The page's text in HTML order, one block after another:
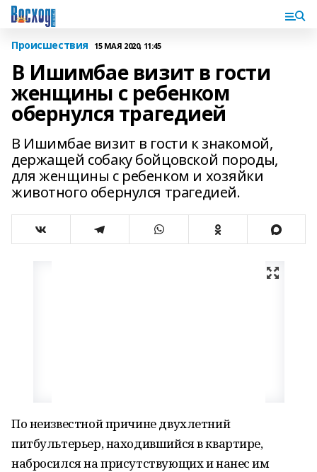
Происшествия 15 МАЯ 2020, 11:45
В Ишимбае визит в гости
женщины с ребенком
обернулся трагедией
В Ишимбае визит в гости к знакомой,
держащей собаку бойцовской породы,
для женщины с ребенком и хозяйки
животного обернулся трагедией.
По неизвестной причине двухлетний
питбультерьер, находившийся в квартире,
набросился на присутствующих и нанес им